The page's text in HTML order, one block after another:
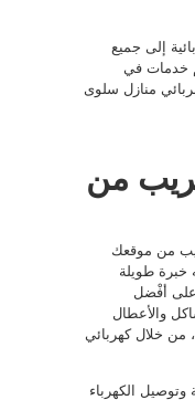
إلى جميع
خدمات في
منازل سلوى
من
من موقعك
خبرة طويلة
أفْضل
والأعطال
من خلال كهربائي
وتوصيل الكهرباء